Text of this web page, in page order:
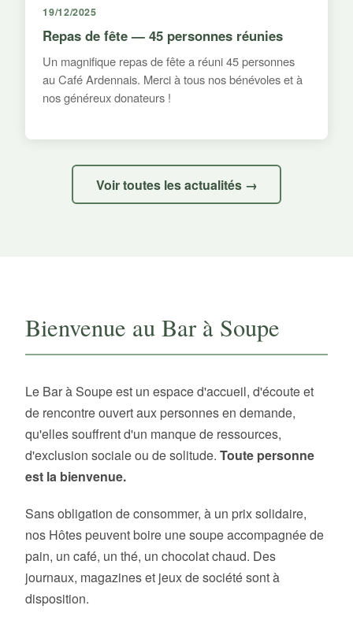
19/12/2025
Repas de fête — 45 personnes réunies
Un magnifique repas de fête a réuni 45 personnes
au Café Ardennais. Merci à tous nos bénévoles et à
nos généreux donateurs !
Voir toutes les actualités →
Bienvenue au Bar à Soupe
Le Bar à Soupe est un espace d'accueil, d'écoute et
de rencontre ouvert aux personnes en demande,
qu'elles souffrent d'un manque de ressources,
d'exclusion sociale ou de solitude. Toute personne
est la bienvenue.
Sans obligation de consommer, à un prix solidaire,
nos Hôtes peuvent boire une soupe accompagnée de
pain, un café, un thé, un chocolat chaud. Des
journaux, magazines et jeux de société sont à
disposition.